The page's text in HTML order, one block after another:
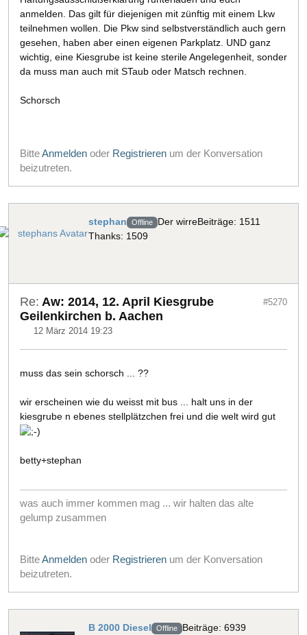
anmelden. Das gilt für diejenigen mit zünftig mit einem Lkw
teilnehmen wollen. Die Pkw sind selbstverständlich auch gern
gesehen, haben aber einen eigenen Parkplatz. UND ganz
wichtig, eine Kiesgrube ist keine sterile Angelegenheit, sonder
da muss man auch mit STaub oder Matsch rechnen.
Schorsch
BitteAnmelden oder Registrieren um der Konversation
beizutreten.
stephan Offline Der wirreBeiträge: 1511
Thanks: 1509
Re: Aw: 2014, 12. April Kiesgrube
Geilenkirchen b. Aachen
12 März 2014 19:23
#5270
muss das sein schorsch ... ??
wir erscheinen wie du weisst mit bus ... halt uns in der
kiesgrube n ebenes stellplätzchen frei und die welt wird gut
betty+stephan
was auch immer kommen mag ... wir halten das alte
gelump zusammen
BitteAnmelden oder Registrieren um der Konversation
beizutreten.
B 2000 Diesel Offline Beiträge: 6939